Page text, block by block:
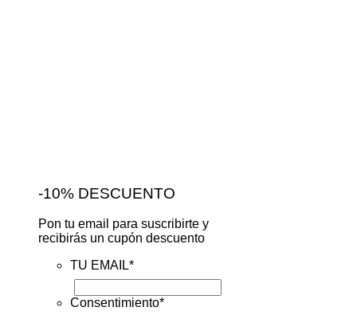
-10% DESCUENTO
Pon tu email para suscribirte y
recibirás un cupón descuento
TU EMAIL*
Consentimiento*